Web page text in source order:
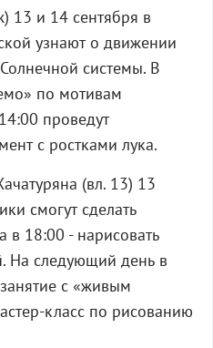
13 и 14 сентября в
узнают о движении
системы. В
по мотивам
проведут
с ростками лука.
(вл. 13) 13
смогут сделать
в 18:00 - нарисовать
На следующий день в
с «живым
класс по рисованию